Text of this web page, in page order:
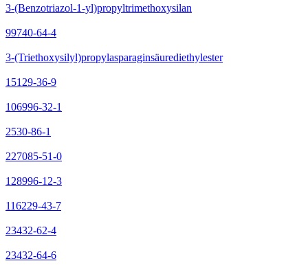
3-(Benzotriazol-1-yl)propyltrimethoxysilan
99740-64-4
3-(Triethoxysilyl)propylasparaginsäurediethylester
15129-36-9
106996-32-1
2530-86-1
227085-51-0
128996-12-3
116229-43-7
23432-62-4
23432-64-6